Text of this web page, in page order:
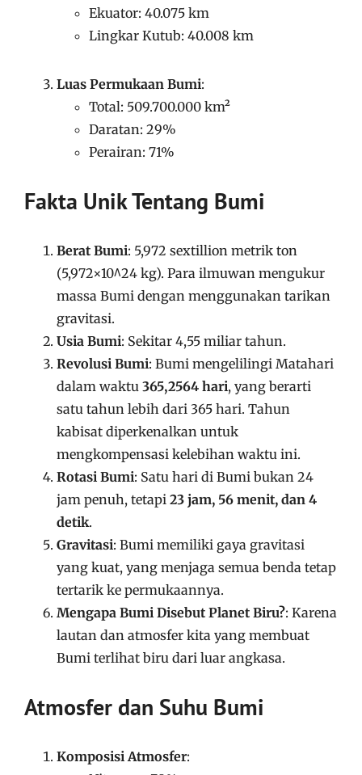
Ekuator: 40.075 km
Lingkar Kutub: 40.008 km
Luas Permukaan Bumi:
Total: 509.700.000 km²
Daratan: 29%
Perairan: 71%
Fakta Unik Tentang Bumi
Berat Bumi: 5,972 sextillion metrik ton
(5,972×10^24 kg). Para ilmuwan mengukur
massa Bumi dengan menggunakan tarikan
gravitasi.
Usia Bumi: Sekitar 4,55 miliar tahun.
Revolusi Bumi: Bumi mengelilingi Matahari
dalam waktu 365,2564 hari, yang berarti
satu tahun lebih dari 365 hari. Tahun
kabisat diperkenalkan untuk
mengkompensasi kelebihan waktu ini.
Rotasi Bumi: Satu hari di Bumi bukan 24
jam penuh, tetapi 23 jam, 56 menit, dan 4
detik.
Gravitasi: Bumi memiliki gaya gravitasi
yang kuat, yang menjaga semua benda tetap
tertarik ke permukaannya.
Mengapa Bumi Disebut Planet Biru?: Karena
lautan dan atmosfer kita yang membuat
Bumi terlihat biru dari luar angkasa.
Atmosfer dan Suhu Bumi
Komposisi Atmosfer: